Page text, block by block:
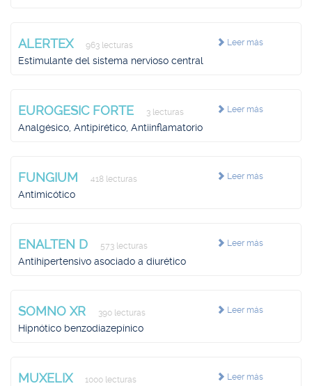
Leer más
ALERTEX 963 lecturas
Estimulante del sistema nervioso central
Leer más
EUROGESIC FORTE 3 lecturas
Analgésico, Antipirético, Antiinflamatorio
Leer más
FUNGIUM 418 lecturas
Antimicótico
Leer más
ENALTEN D 573 lecturas
Antihipertensivo asociado a diurético
Leer más
SOMNO XR 390 lecturas
Hipnótico benzodiazepínico
Leer más
MUXELIX 1000 lecturas